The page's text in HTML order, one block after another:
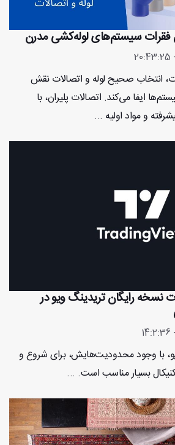
فقرات سیستم‌های لوله‌کشی مدرن
انتخاب صحیح لوله و اتصالات نقش
ایفا می‌کند. اتصالات پلیران، با
و مواد اولیه ...
نسخه رایگان تریدینگ ویو در
با وجود محدودیت‌هایش، برای شروع و
بسیار مناسب است. ...